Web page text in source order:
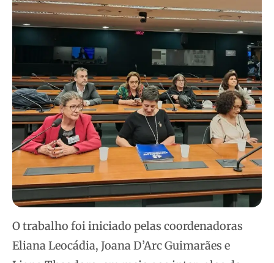
O trabalho foi iniciado pelas coordenadoras
Eliana Leocádia, Joana D’Arc Guimarães e